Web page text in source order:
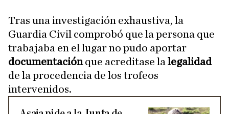
Tras una investigación exhaustiva, la
Guardia Civil comprobó que la persona que
trabajaba en el lugar no pudo aportar
documentaciónque acreditase la legalidad
de la procedencia de los trofeos
intervenidos.